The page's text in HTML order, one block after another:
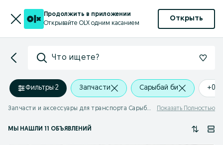
Продолжить в приложении
Открывайте OLX одним касанием
Открыть
Что ищете?
Фильтры·2 Запчасти Сарыбай би +0
Запчасти и аксессуары для транспорта Сарыбай би Показать Полностью
МЫ НАШЛИ 11 ОБЪЯВЛЕНИЙ